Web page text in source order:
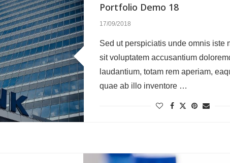
Portfolio Demo 18
17/09/2018
Sed ut perspiciatis unde omnis iste
sit voluptatem accusantium
laudantium, totam rem aperiam,
quae ab illo inventore …